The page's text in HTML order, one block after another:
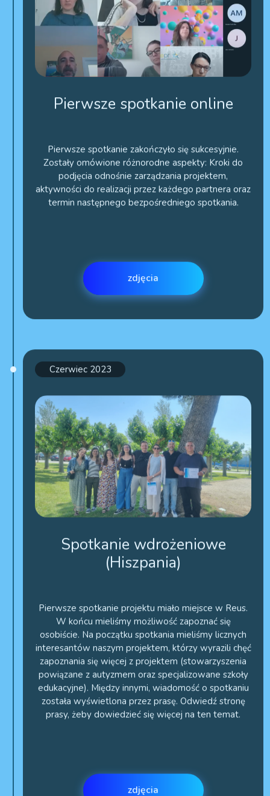
Pierwsze spotkanie online
podjęcia odnośnie zarządzania projektem,
aktywności do realizacji przez każdego partnera oraz
termin następnego bezpośredniego spotkania.
Czerwiec 2023
Spotkanie wdrożeniowe
(Hiszpania)
osobiście. Na początku spotkania mieliśmy licznych
interesantów naszym projektem, którzy wyrazili chęć
zapoznania się więcej z projektem (stowarzyszenia
powiązane z autyzmem oraz specjalizowane szkoły
edukacyjne). Między innymi, wiadomość o spotkaniu
została wyświetlona przez prasę. Odwiedź stronę
prasy, żeby dowiedzieć się więcej na ten temat.